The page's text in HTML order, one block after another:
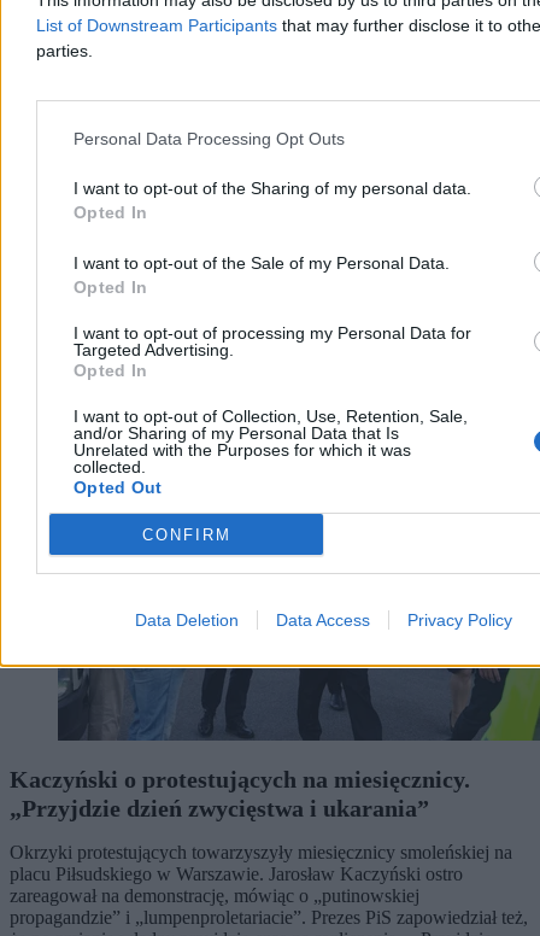
List of Downstream Participants that may further disclose it to
parties.
Personal Data Processing Opt Outs
I want to opt-out of the Sharing of my personal data.
Opted In
I want to opt-out of the Sale of my Personal Data.
Opted In
I want to opt-out of processing my Personal Data for
Targeted Advertising.
Opted In
I want to opt-out of Collection, Use, Retention, Sale,
and/or Sharing of my Personal Data that Is
Unrelated with the Purposes for which it was
collected.
Opted Out
CONFIRM
Data Deletion Data Access Privacy Policy
Dzisiaj 12:26
3 min
Reklama
Kaczyński o protestujących na miesięcznicy.
„Przyjdzie dzień zwycięstwa i ukarania”
Okrzyki protestujących towarzyszyły miesięcznicy smoleńskiej na
placu Piłsudskiego w Warszawie. Jarosław Kaczyński ostro
zareagował na demonstrację, mówiąc o „putinowskiej
propagandzie” i „lumpenproletariacie”. Prezes PiS zapowiedział też,